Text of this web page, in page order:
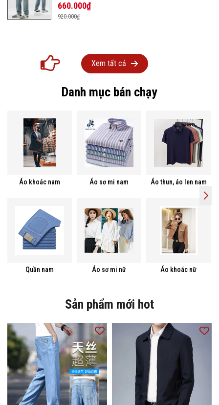
660.000₫
920.000₫
Xem tất cả
Danh mục bán chạy
Áo khoác nam Áo sơ mi nam Áo thun, áo len nam
Quần nam Áo sơ mi nữ Áo khoác nữ
Sản phẩm mới hot